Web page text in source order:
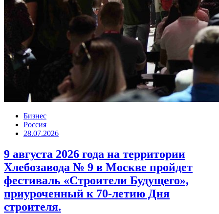
Бизнес
Россия
28.07.2026
9 августа 2026 года на территории
Хлебозавода № 9 в Москве пройдет
фестиваль «Строители Будущего»,
приуроченный к 70-летию Дня
строителя.